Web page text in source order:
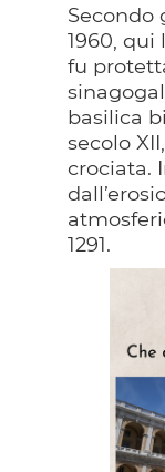
Secondo
1960, qui
fu
basilica
secolo
crociata.
1291.